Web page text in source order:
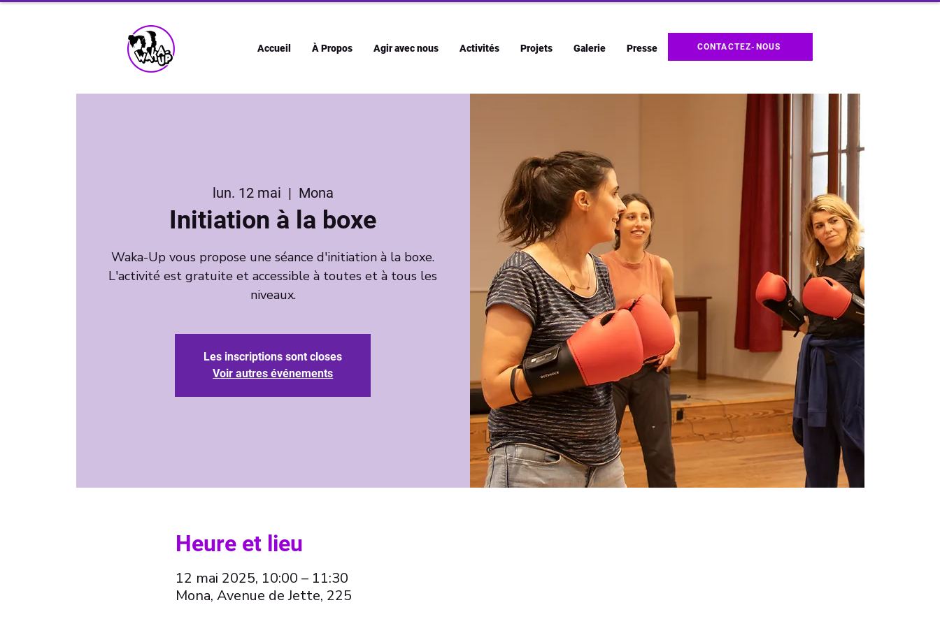
Accueil À Propos Agir avec nous Activités Projets Galerie Presse CONTACTEZ-NOUS
lun. 12 mai
  |
Mona
Initiation à la boxe
Waka-Up vous propose une séance d'initiation à la boxe.
L'activité est gratuite et accessible à toutes et à tous les
niveaux.
Les inscriptions sont closes
Voir autres événements
Heure et lieu
12 mai 2025, 10:00 – 11:30
Mona, Avenue de Jette, 225